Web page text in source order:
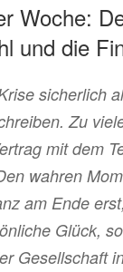
Woche:
und die
sicherlich
Zu
mit dem
wahren
am Ende
Glück,
Gesellschaft